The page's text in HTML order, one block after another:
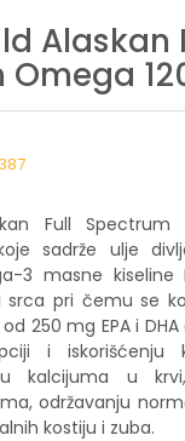
Alaskan
Omega
Full
sadrže ulje
3 masne kiseline
srca pri čemu se
250 mg EPA i
i iskorišćenju
kalcijuma u
održavanju
kostiju i zuba.